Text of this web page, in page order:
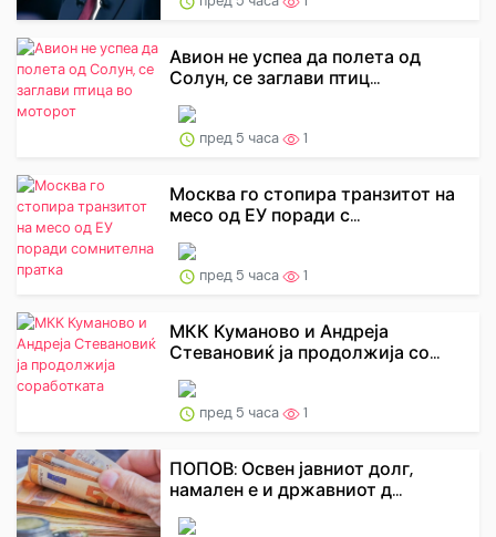
Авион не успеа да полета од
Солун, се заглави птиц...
пред 5 часа 1
Москва го стопира транзитот на
месо од ЕУ поради с...
пред 5 часа 1
МКК Куманово и Андреја
Стевановиќ ја продолжија со...
пред 5 часа 1
ПОПОВ: Освен јавниот долг,
намален е и државниот д...